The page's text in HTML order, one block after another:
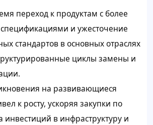
переход к продуктам с более
и ужесточение
стандартов в основных отраслях
циклы замены и
на развивающиеся
к росту, ускоряя закупки по
инвестиций в инфраструктуру и